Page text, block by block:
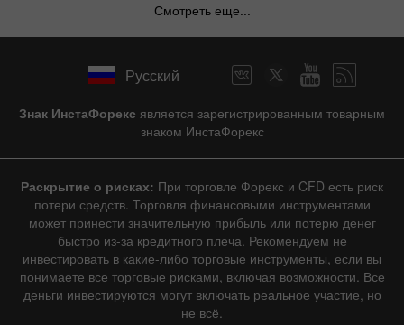
Смотреть еще...
Русский
Знак ИнстаФорекс является зарегистрированным товарным
знаком ИнстаФорекс
Раскрытие о рисках: При торговле Форекс и CFD есть риск
потери средств. Торговля финансовыми инструментами
может принести значительную прибыль или потерю денег
быстро из-за кредитного плеча. Рекомендуем не
инвестировать в какие-либо торговые инструменты, если вы
понимаете все торговые рисками, включая возможности. Все
деньги инвестируются могут включать реальное участие, но
не всё.